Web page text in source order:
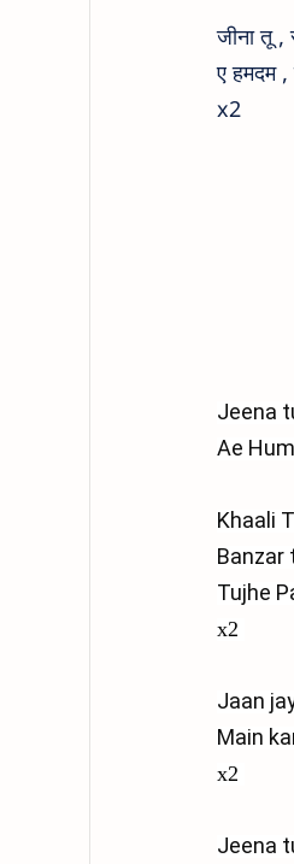
जीना तू ,
ए हमदम ,
x2
Jeena
Ae
Khaali
Banzar
Tujhe
x2
Jaan
Main
x2
Jeena